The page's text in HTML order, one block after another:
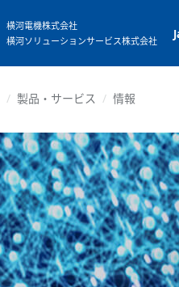
横河電機株式会社
横河ソリューションサービス株式会社
製品・サービス 情報